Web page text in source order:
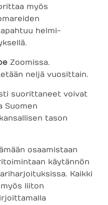
myös
helmi-
Zoomissa.
neljä vuosittain.
suorittaneet voivat
Suomen
tason
osaamistaan
käytännön
Kaikki
liiton